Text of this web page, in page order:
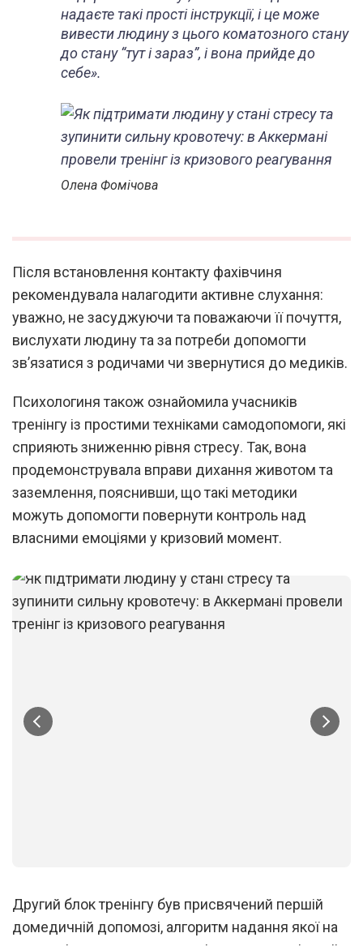
надаєте такі прості інструкції, і це може
вивести людину з цього коматозного стану
до стану “тут і зараз”, і вона прийде до
себе».
Олена Фомічова
Після встановлення контакту фахівчиня
рекомендувала налагодити активне слухання:
уважно, не засуджуючи та поважаючи її почуття,
вислухати людину та за потреби допомогти
зв’язатися з родичами чи звернутися до медиків.
Психологиня також ознайомила учасників
тренінгу із простими техніками самодопомоги, які
сприяють зниженню рівня стресу. Так, вона
продемонструвала вправи дихання животом та
заземлення, пояснивши, що такі методики
можуть допомогти повернути контроль над
власними емоціями у кризовий момент.
Другий блок тренінгу був присвячений першій
домедичній допомозі, алгоритм надання якої на